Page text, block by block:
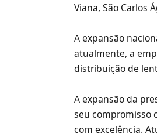
Viana, São Carlos
A expansão
atualmente, a
distribuição de
A expansão da
seu compromisso
com excelência.